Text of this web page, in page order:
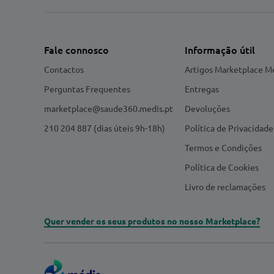
Fale connosco
Contactos
Perguntas Frequentes
marketplace@saude360.medis.pt
210 204 887 (dias úteis 9h-18h)
Informação útil
Artigos Marketplace
Entregas
Devoluções
Política de Privacidade
Termos e Condições
Política de Cookies
Livro de reclamações
Quer vender os seus produtos no nosso Marketplace?